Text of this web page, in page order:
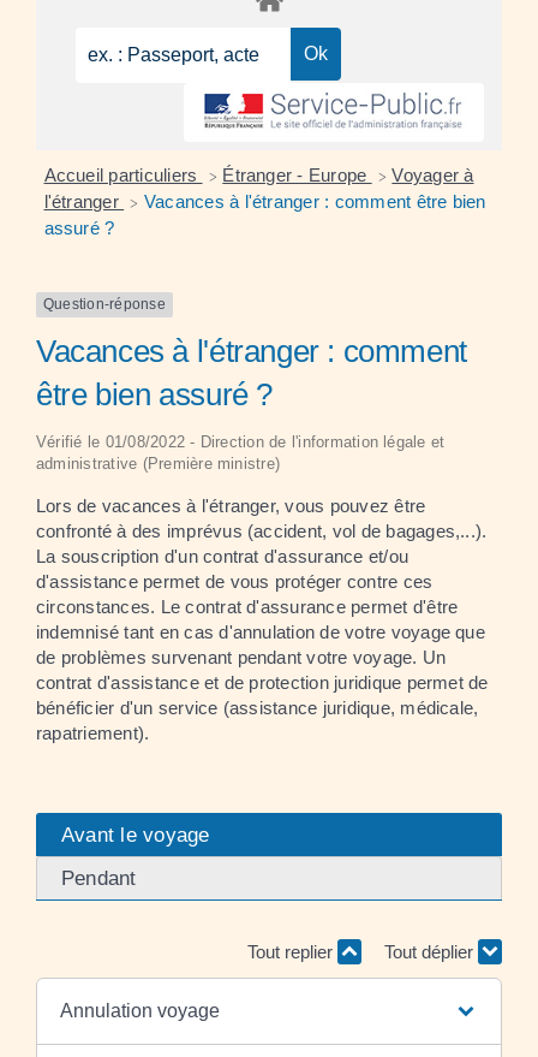
Accueil particuliers > Étranger - Europe > Voyager à
l'étranger > Vacances à l'étranger : comment être bien
assuré ?
Question-réponse
Vacances à l'étranger : comment
être bien assuré ?
Vérifié le 01/08/2022 - Direction de l'information légale et
administrative (Première ministre)
Lors de vacances à l'étranger, vous pouvez être
confronté à des imprévus (accident, vol de bagages,...).
La souscription d'un contrat d'assurance et/ou
d'assistance permet de vous protéger contre ces
circonstances. Le contrat d'assurance permet d'être
indemnisé tant en cas d'annulation de votre voyage que
de problèmes survenant pendant votre voyage. Un
contrat d'assistance et de protection juridique permet de
bénéficier d'un service (assistance juridique, médicale,
rapatriement).
Avant le voyage
Pendant
Tout replier Tout déplier
Annulation voyage